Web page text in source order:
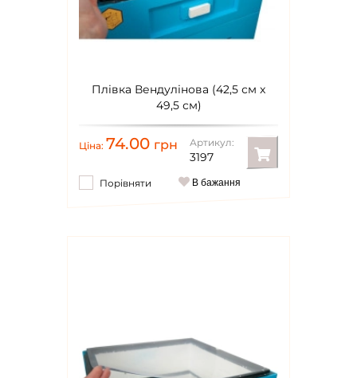
Плівка Вендулінова (42,5 см x
49,5 см)
Ціна: 74.00 грн Артикул:
3197
Порівняти В бажання